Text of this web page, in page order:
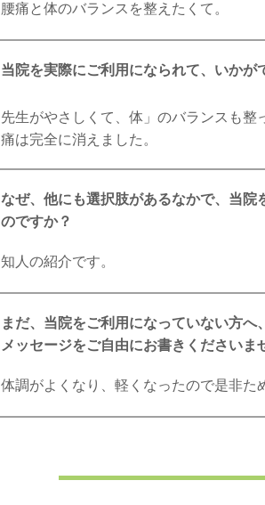
腰痛と体のバランスを整えたくて。
当院を実際にご利用になられて、いかが
先生がやさしくて、体」のバランスも整
痛は完全に消えました。
なぜ、他にも選択肢があるなかで、当院
のですか？
知人の紹介です。
まだ、当院をご利用になっていない方へ、
メッセージをご自由にお書きくださいま
体調がよくなり、軽くなったので是非た